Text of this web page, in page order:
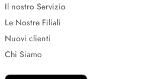
Il nostro Servizio
Le Nostre Filiali
Nuovi clienti
Chi Siamo